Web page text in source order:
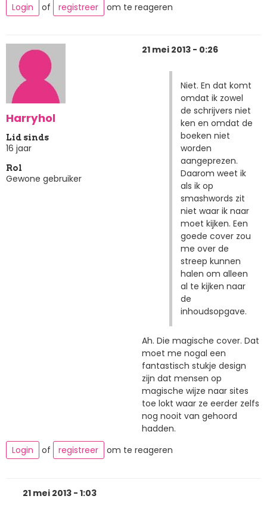
Login
of registreer om te reageren
Harryhol
Lid sinds
16 jaar
Rol
Gewone gebruiker
21 mei 2013 - 0:26
Niet. En dat komt
omdat ik zowel
de schrijvers niet
ken en omdat de
boeken niet
worden
aangeprezen.
Daarom weet ik
als ik op
smashwords zit
niet waar ik naar
moet kijken. Een
goede cover zou
me over de
streep kunnen
halen om alleen
al te kijken naar
de
inhoudsopgave.
Ah. Die magische cover. Dat
moet me nogal een
fantastisch stukje design
zijn dat mensen op
magische wijze naar sites
toe lokt waar ze eerder zelfs
nog nooit van gehoord
hadden.
Login
of registreer om te reageren
21 mei 2013 - 1:03